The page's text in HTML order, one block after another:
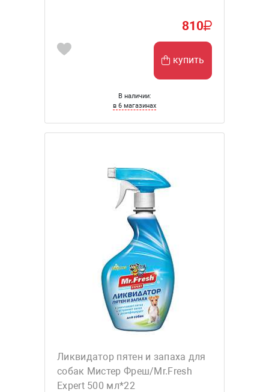
810
купить
В наличии:
в 6 магазинах
Ликвидатор пятен и запаха для
собак Мистер Фреш/Mr.Fresh
Expert 500 мл*22